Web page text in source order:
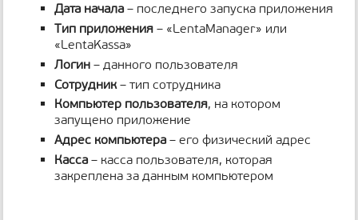
Дата начала – последнего запуска приложения
Тип приложения – «LentaManager» или
«LentaKassa»
Логин – данного пользователя
Сотрудник – тип сотрудника
Компьютер пользователя, на котором
запущено приложение
Адрес компьютера – его физический адрес
Касса – касса пользователя, которая
закреплена за данным компьютером